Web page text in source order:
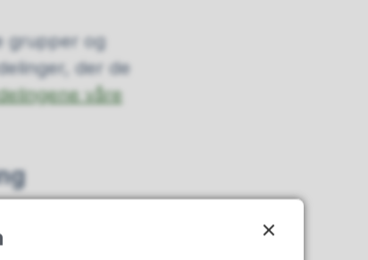
grupper og
der de
våre